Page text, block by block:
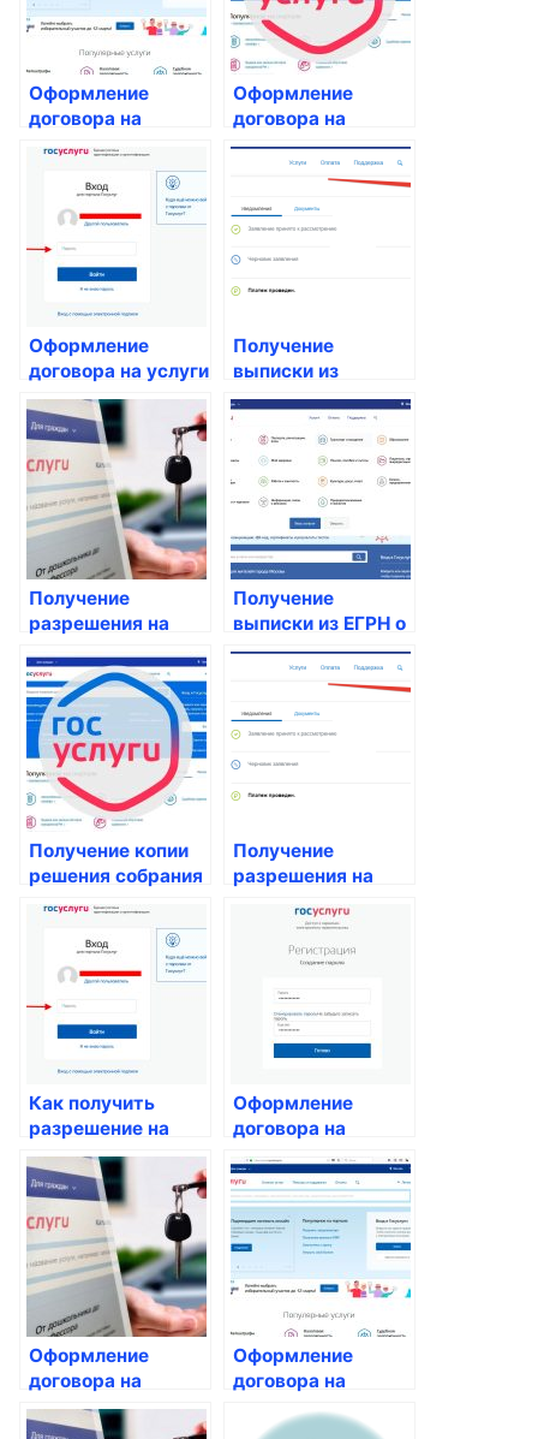
Оформление
договора на
капитальный
ремонт общего
имущества
Оформление
договора на
ремонт и
обслуживание
жилого помещения
Оформление
договора на услуги
по установке и
замене счетчиков
Получение
выписки из
реестра
недвижимости
Получение
разрешения на
жилья
Получение
выписки из ЕГРН о
праве
собственности на
Получение копии
решения собрания
собственников на
проведение
капитального
ремонта
Получение
разрешения на
внесение
изменений в
техническую
документацию
жилого помещения
Как получить
разрешение на
перепланировку
квартиры
Оформление
договора на
техническое
обслуживание
лифтов
Оформление
договора на
предоставление
услуг управления
Оформление
договора на
обслуживание